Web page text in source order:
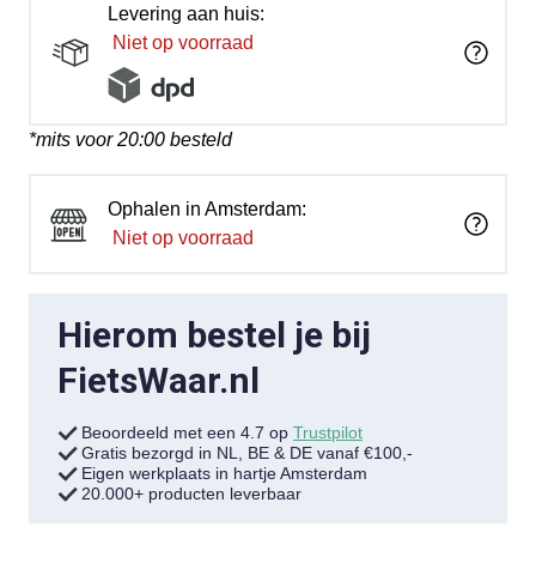
Levering aan huis:
Niet op voorraad
*mits voor 20:00 besteld
Ophalen in Amsterdam:
Niet op voorraad
Hierom bestel je bij
FietsWaar.nl
Beoordeeld met een 4.7 op Trustpilot
Gratis bezorgd in NL, BE & DE vanaf €100,-
Eigen werkplaats in hartje Amsterdam
20.000+ producten leverbaar